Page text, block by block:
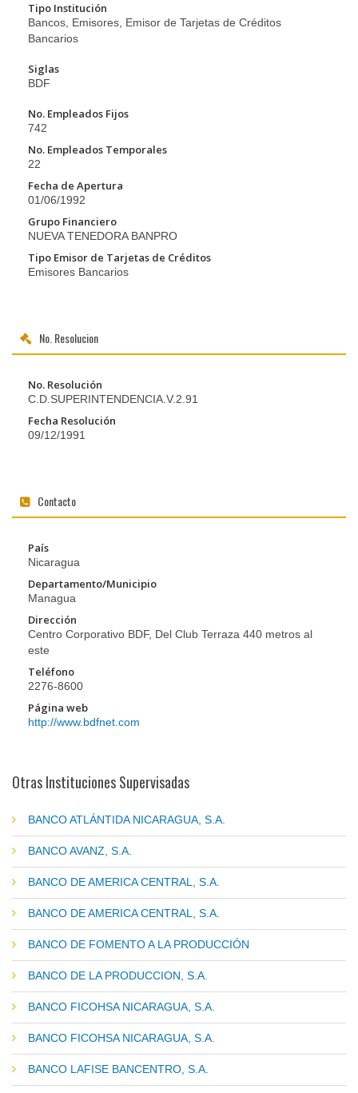
Tipo Institución
Bancos, Emisores, Emisor de Tarjetas de Créditos
Bancarios
Siglas
BDF
No. Empleados Fijos
742
No. Empleados Temporales
22
Fecha de Apertura
01/06/1992
Grupo Financiero
NUEVA TENEDORA BANPRO
Tipo Emisor de Tarjetas de Créditos
Emisores Bancarios
No. Resolucion
No. Resolución
C.D.SUPERINTENDENCIA.V.2.91
Fecha Resolución
09/12/1991
Contacto
País
Nicaragua
Departamento/Municipio
Managua
Dirección
Centro Corporativo BDF, Del Club Terraza 440 metros al
este
Teléfono
2276-8600
Página web
http://www.bdfnet.com
Otras Instituciones Supervisadas
BANCO ATLÁNTIDA NICARAGUA, S.A.
BANCO AVANZ, S.A.
BANCO DE AMERICA CENTRAL, S.A.
BANCO DE AMERICA CENTRAL, S.A.
BANCO DE FOMENTO A LA PRODUCCIÓN
BANCO DE LA PRODUCCION, S.A.
BANCO FICOHSA NICARAGUA, S.A.
BANCO FICOHSA NICARAGUA, S.A.
BANCO LAFISE BANCENTRO, S.A.